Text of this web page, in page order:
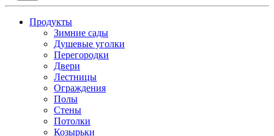
Продукты
Зимние сады
Душевые уголки
Перегородки
Двери
Лестницы
Ограждения
Полы
Стены
Потолки
Козырьки